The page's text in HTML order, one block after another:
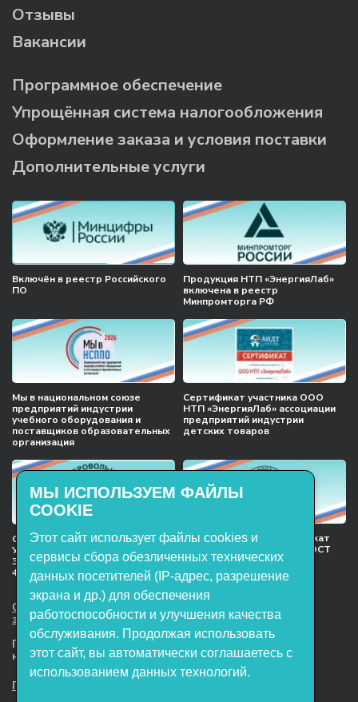
Отзывы
Вакансии
Программное обеспечение
Упрощённая система налогообложения
Оформление заказа и условия поставки
Дополнительные услуги
Включён в реестр Российского
ПО
Продукция НТП «ЭнергияЛаб»
включена в реестр
Минпромторга РФ
Мы в национальном союзе
предприятий индустрии
учебного оборудования и
поставщиков образовательных
организация
Сертификат участника ООО
НТП «ЭнергияЛаб» ассоциации
предприятий индустрии
детских товаров
Сертификат соответствия
Учебное оборудование, марки
ЭнергияЛаб ТУ 32.99.53–001–
47627947–2021 Серийный выпуск
Международный сертификат
менеджмента качества ГОСТ
ISO 9001:2015
ООО НТП «ЭнергияЛаб». Все права
защищены.
Представленная на сайте информация
не является публичной офертой
Пользовательское соглашение
МЫ ИСПОЛЬЗУЕМ ФАЙЛЫ
COOKIE
Этот сайт использует файлы cookies и
сервисы сбора обезличенных технических
данных посетителей (IP-адрес, разрешение
экрана и др.) для обеспечения
работоспособности и улучшения качества
обслуживания. Продолжая использовать
этот сайт, вы автоматически соглашаетесь с
использованием данных технологий.